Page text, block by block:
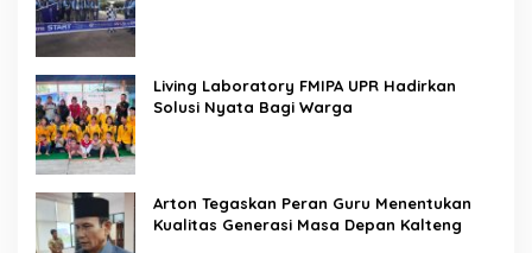
Living Laboratory FMIPA UPR Hadirkan
Solusi Nyata Bagi Warga
Arton Tegaskan Peran Guru Menentukan
Kualitas Generasi Masa Depan Kalteng